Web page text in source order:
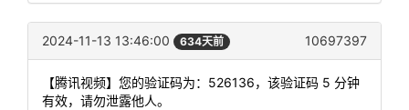
2024-11-13 13:46:00 634天前 10697397
【腾讯视频】您的验证码为：526136，该验证码 5 分钟
有效，请勿泄露他人。